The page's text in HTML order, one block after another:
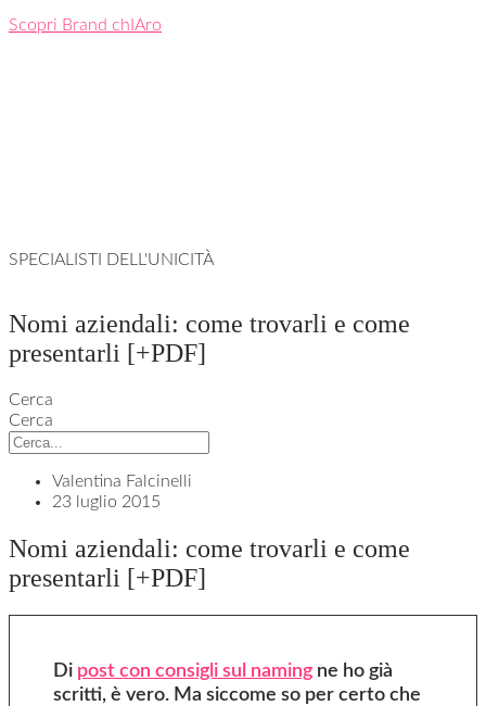
Scopri Brand chIAro
SPECIALISTI DELL'UNICITÀ
Nomi aziendali: come trovarli e come
presentarli [+PDF]
Cerca
Cerca
Valentina Falcinelli
23 luglio 2015
Nomi aziendali: come trovarli e come
presentarli [+PDF]
Di post con consigli sul naming ne ho già
scritti, è vero. Ma siccome so per certo che